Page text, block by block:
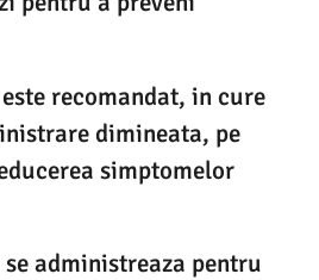
recomandat, in cure
dimineata, pe
simptomelor
administreaza pentru